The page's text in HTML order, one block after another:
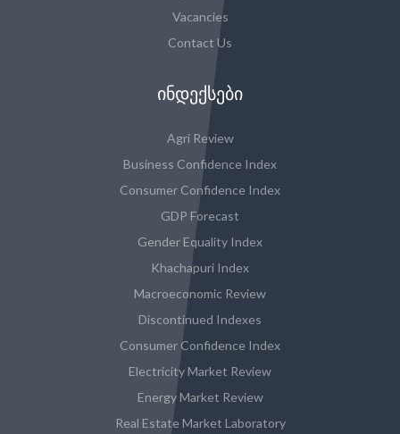
Vacancies
Contact Us
ᲘᲜᲓᲔᲥᲡᲔᲑᲘ
Agri Review
Business Confidence Index
Consumer Confidence Index
GDP Forecast
Gender Equality Index
Khachapuri Index
Macroeconomic Review
Discontinued Indexes
Consumer Confidence Index
Electricity Market Review
Energy Market Review
Real Estate Market Laboratory